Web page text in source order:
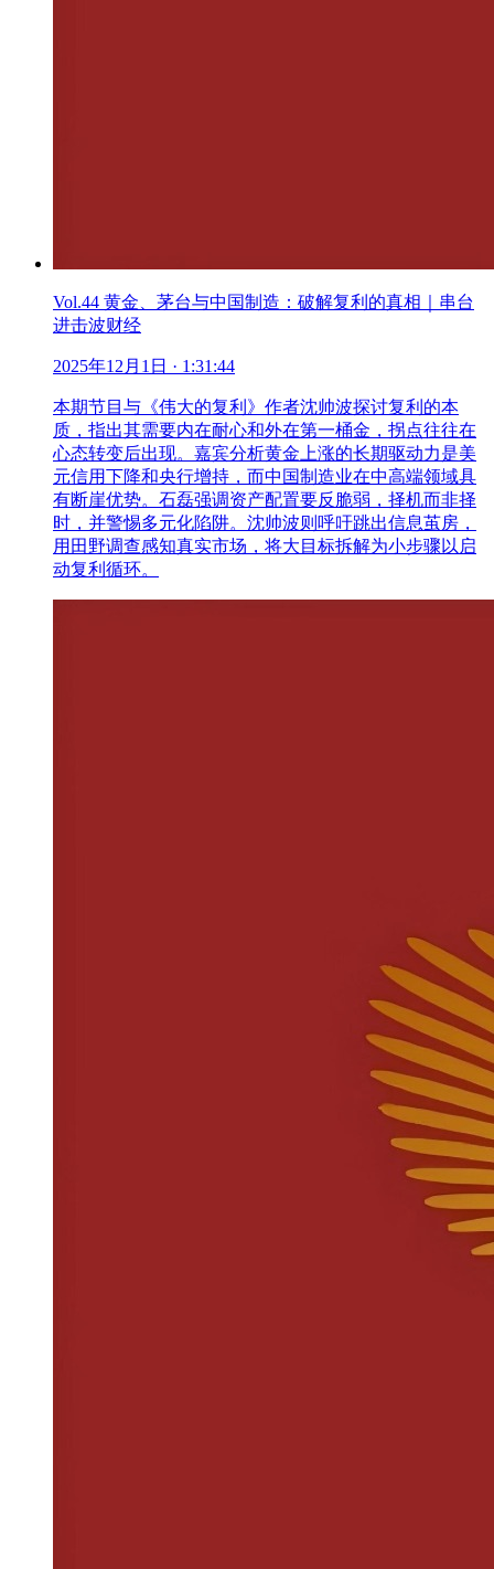
Vol.44 黄金、茅台与中国制造：破解复利的真相｜串台
进击波财经
2025年12月1日 · 1:31:44
本期节目与《伟大的复利》作者沈帅波探讨复利的本
质，指出其需要内在耐心和外在第一桶金，拐点往往在
心态转变后出现。嘉宾分析黄金上涨的长期驱动力是美
元信用下降和央行增持，而中国制造业在中高端领域具
有断崖优势。石磊强调资产配置要反脆弱，择机而非择
时，并警惕多元化陷阱。沈帅波则呼吁跳出信息茧房，
用田野调查感知真实市场，将大目标拆解为小步骤以启
动复利循环。